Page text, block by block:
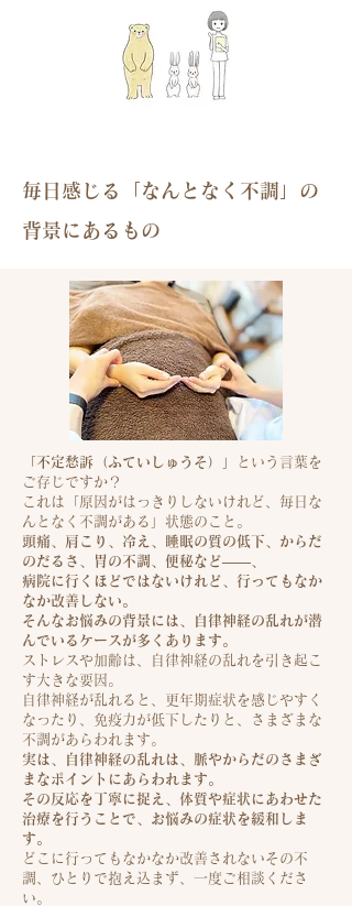
毎日感じる「なんとなく不調」の
背景にあるもの
「不定愁訴（ふていしゅうそ）」
という言葉を
ご存じですか？
これは
「原因がはっきりしないけれど、毎日な
んとなく不調がある」状態のこと。
頭痛、肩こり、冷え、睡眠の質の低下、からだ
のだるさ、胃の不調、便秘など——、
病院に行くほどではないけれど、行ってもなか
なか改善しない。
そんなお悩みの背景には、自律神経の乱れが潜
んでいるケースが多くあります。
ストレスや加齢は、自律神経の乱れを引き起こ
す大きな要因。
自律神経が乱れると、更年期症状を感じやすく
なったり、 免疫力が低下したりと、さまざまな
不調があらわれます。
実は、自律神経の乱れは、脈やからだのさまざ
まなポイントにあらわれます。
その反応を丁寧に捉え、体質や症状にあわせた
治療を行うことで、お悩みの症状を緩和しま
す。
どこに行ってもなかなか改善されないその不
調、ひとりで抱え込まず、一度ご相談くださ
い。